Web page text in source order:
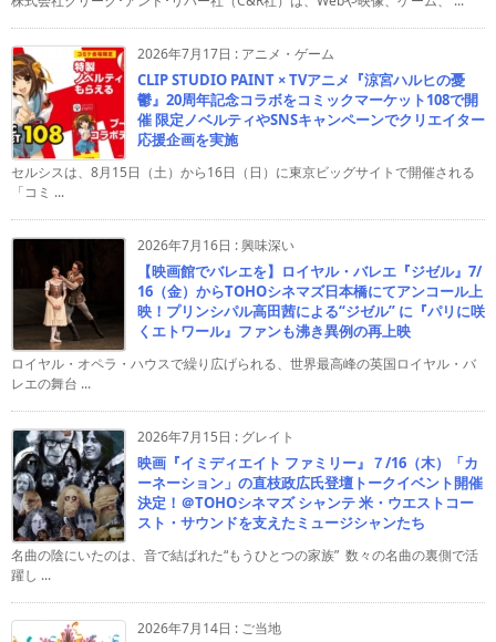
2026年7月17日 : アニメ・ゲーム
CLIP STUDIO PAINT × TVアニメ『涼宮ハルヒの憂
鬱』20周年記念コラボをコミックマーケット108で開
催 限定ノベルティやSNSキャンペーンでクリエイター
応援企画を実施
セルシスは、8月15日（土）から16日（日）に東京ビッグサイトで開催される
「コミ ...
2026年7月16日 :興味深い
【映画館でバレエを】ロイヤル・バレエ『ジゼル』7/
16（金）からTOHOシネマズ日本橋にてアンコール上
映！プリンシパル高田茜による“ジゼル” に『パリに咲
くエトワール』ファンも沸き異例の再上映
ロイヤル・オペラ・ハウスで繰り広げられる、世界最高峰の英国ロイヤル・バ
レエの舞台 ...
2026年7月15日 : グレイト
映画『イミディエイト ファミリー』７/16（木）「カ
ーネーション」の直枝政広氏登壇トークイベント開催
決定！＠TOHOシネマズ シャンテ 米・ウエストコー
スト・サウンドを支えたミュージシャンたち
名曲の陰にいたのは、音で結ばれた“もうひとつの家族” 数々の名曲の裏側で活
躍し ...
2026年7月14日 : ご当地